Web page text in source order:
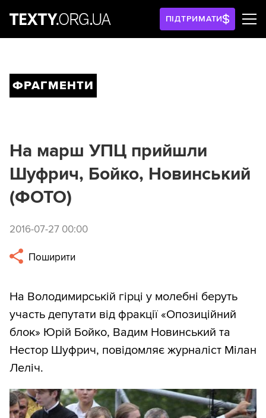
ПІДТРИМАТИ
ФРАГМЕНТИ
На марш УПЦ прийшли
Шуфрич, Бойко, Новинський
(ФОТО)
2016-07-27 00:00
Поширити
На Володимирській гірці у молебні беруть
участь депутати від фракції «Опозиційний
блок» Юрій Бойко, Вадим Новинський та
Нестор Шуфрич, повідомляє журналіст Мілан
Леліч.